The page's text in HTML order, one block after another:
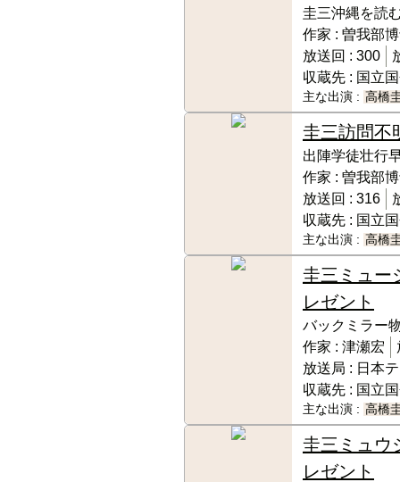
圭三沖縄を読
作家 : 曽我部
放送回 : 300
収蔵先 : 国立
主な出演 : 高橋
圭三訪問不
出陣学徒壮行
作家 : 曽我部
放送回 : 316
収蔵先 : 国立
主な出演 : 高橋
圭三ミュー
レゼント
バックミラー
作家 : 津瀬宏
放送局 : 日本
収蔵先 : 国立
主な出演 : 高橋
圭三ミュウ
レゼント